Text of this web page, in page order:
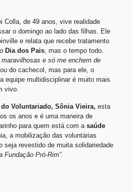
de 49 anos, vive realidade
o domingo ao lado das filhas. Ele
e relata que recebe tratamento
Dia dos Pais, mas o tempo todo.
e só me enchem de
do cachecol, mas para ele, o
equipe multidisciplinar é muito mais
vivo.
do Voluntariado, Sônia Vieira, esta
os anos e é uma maneira de
para quem está com a saúde
a mobilização das voluntárias
seja revestido de muita solidariedade
Fundação Pró-Rim”.